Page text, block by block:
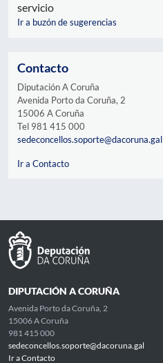
servicio
Ir a buzón de sugerencias
Contacto
Diputación A Coruña
Avenida Porto da Coruña, 2
15006 A Coruña
Tel 981 415 000
sedeconcellos.soporte@dacoruna.gal
Ir a Contacto
DIPUTACIÓN A CORUÑA
Avenida Porto da Coruña, 2
15006 A Coruña
981 415 000
sedeconcellos.soporte@dacoruna.gal
Ir a Contacto